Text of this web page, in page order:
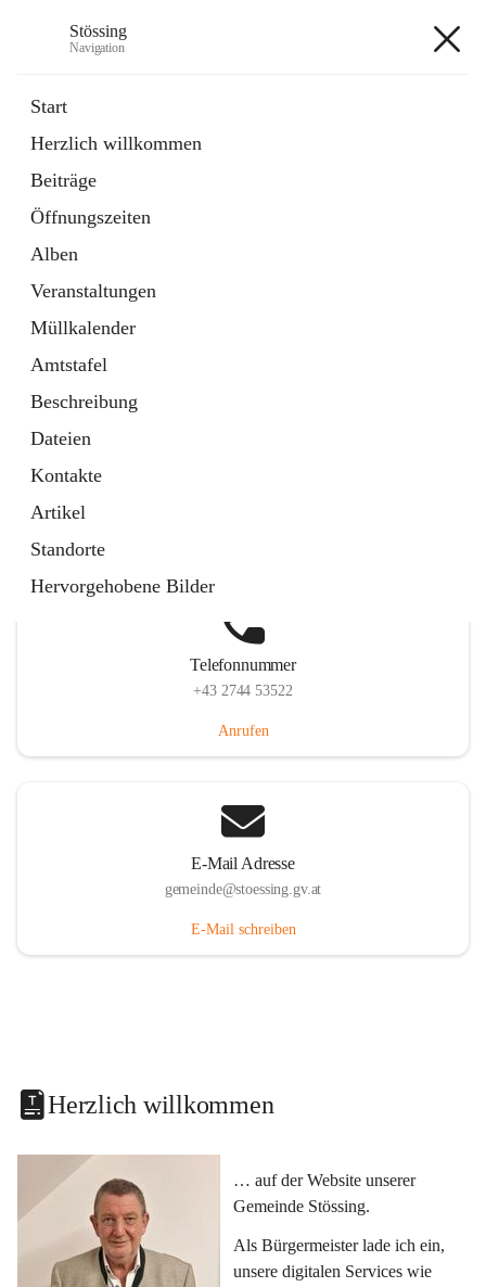
Stössing
Navigation
Start
Herzlich willkommen
Beiträge
Öffnungszeiten
Alben
Veranstaltungen
Müllkalender
Amtstafel
Beschreibung
Dateien
Kontakte
Artikel
Standorte
Hervorgehobene Bilder
Datei
in
Tab
Kindergarten
öffnet
in
neuem
Tab
Telefonnummer
+43 2744 53522
Anrufen
E-Mail Adresse
gemeinde@stoessing.gv.at
E-Mail schreiben
Herzlich willkommen
… auf der Website unserer
Gemeinde Stössing.
Als Bürgermeister lade ich ein,
unsere digitalen Services wie